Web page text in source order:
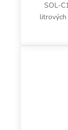
SOL-
litrových